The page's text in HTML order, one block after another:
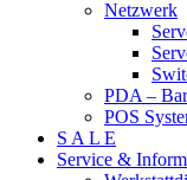
Netzwerk
PDA –
POS
S A L E
Service &